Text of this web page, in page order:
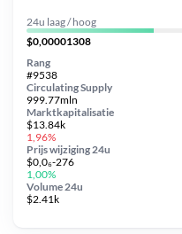
24u laag / hoog
$0,00001308
Circulating Supply
999.77mln
Prijs wijziging 24u
$0,0₆-276
1,00%
Marktkapitalisatie
$13.84k
1,96%
Volume 24u
$2.41k
Rang
#9538